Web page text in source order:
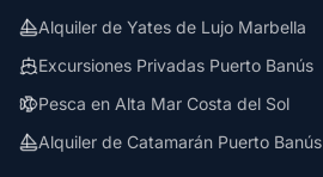
Alquiler de Yates de Lujo Marbella
Excursiones Privadas Puerto Banús
Pesca en Alta Mar Costa del Sol
Alquiler de Catamarán Puerto Banús